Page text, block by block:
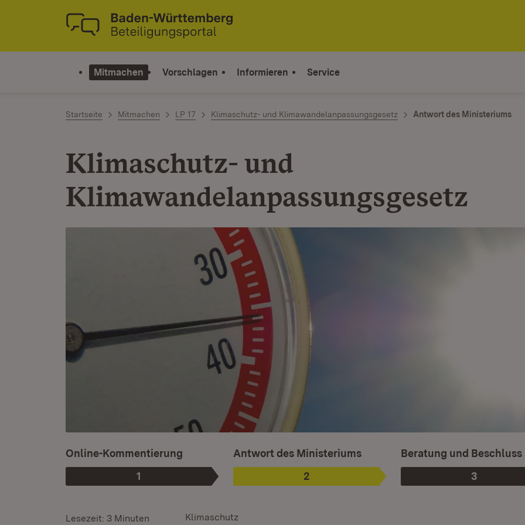
Zum Inhalt springen
Link zur Startseite
Mitmachen Vorschlagen Informieren Service
Startseite Mitmachen LP 17 Klimaschutz- und Klimawandelanpassungsgesetz Antwort des Ministeriums
Klimaschutz- und
Klimawandelanpassungsgesetz
Phase
1
:
Online-Kommentierung
Phase
2
:
Ist ausgewählt.
Antwort des Ministeriums
Phase
3
:
Beratung und Beschluss
Klimaschutz
Lesezeit: 3 Minuten